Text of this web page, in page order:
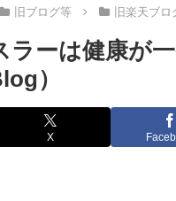
旧ブログ等 旧楽天ブロ
ラーは健康が
）
X